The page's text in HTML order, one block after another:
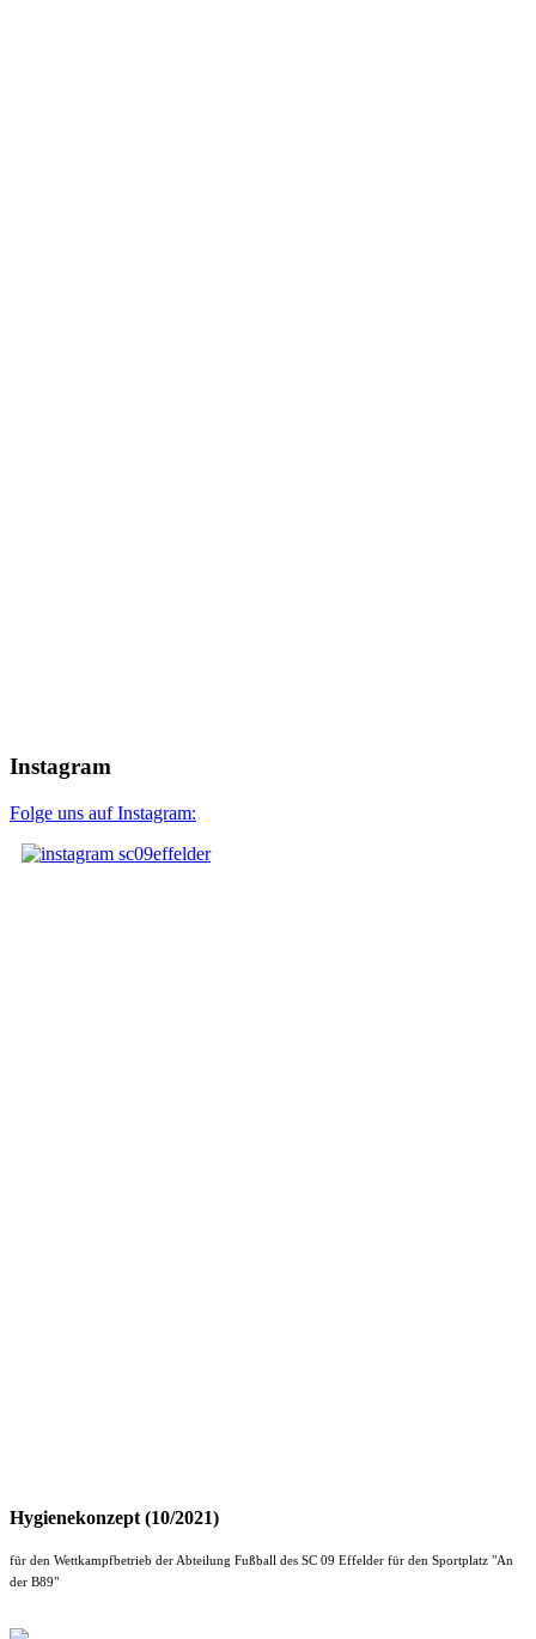
Instagram
Folge uns auf Instagram:
Hygienekonzept (10/2021)
für den Wettkampfbetrieb der Abteilung Fußball des SC 09 Effelder für den Sportplatz "An
der B89"